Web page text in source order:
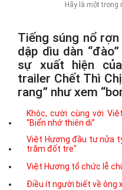
Hãy là một
Tiếng súng nổ
dập dìu dàn
sự xuất hiện
trailer Chết Thì
rang” như xem
Khóc, cười cùng với
“Biển nhớ thiên di”
Việt Hương đầu tư nửa
trăm đốt tre"
Việt Hương tổ chức lễ
Điều ít người biết về ông